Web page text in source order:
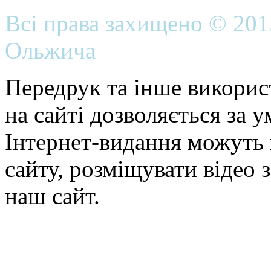
Всі права захищено ©
Ольжича
Передрук та інше
на сайті дозволяється
Інтернет-видання можуть
сайту, розміщувати відео
наш сайт.